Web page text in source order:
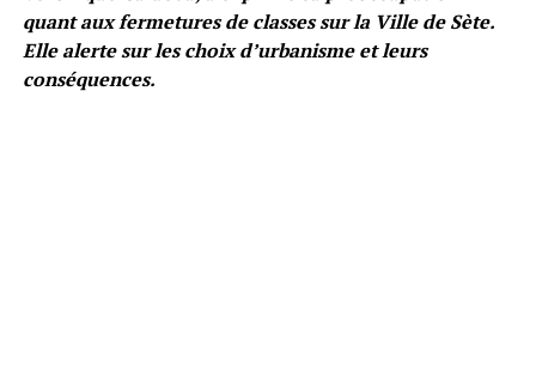
quant aux fermetures de classes sur la Ville de Sète.
Elle alerte sur les choix d’urbanisme et leurs
conséquences.